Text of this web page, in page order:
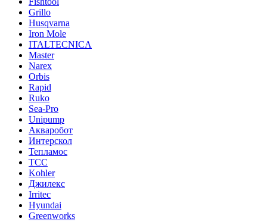
Grillo
Husqvarna
Iron Mole
ITALTECNICA
Master
Narex
Orbis
Rapid
Ruko
Sea-Pro
Unipump
Акваробот
Интерскол
Тепламос
ТСС
Kohler
Джилекс
Irritec
Hyundai
Greenworks